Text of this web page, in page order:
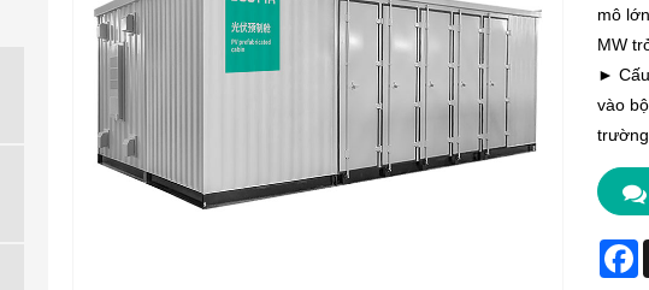
mô
MW
►
vào
trường.